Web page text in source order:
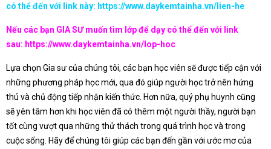
có thể đến với link này: https://www.daykemtainha.vn/lien-he
Nếu các bạn GIA SƯ muốn tìm lớp để dạy có thể đến với link
sau: https://www.daykemtainha.vn/lop-hoc
Lựa chọn Gia sư của chúng tôi, các bạn học viên sẽ được tiếp cận với
những phương pháp học mới, qua đó giúp người học trở nên hứng
thú và chủ động tiếp nhận kiến thức. Hơn nữa, quý phụ huynh cũng
sẽ yên tâm hơn khi học viên đã có thêm một người thầy, người bạn
tốt cùng vượt qua những thử thách trong quá trình học và trong
cuộc sống. Hãy để chúng tôi giúp các bạn đến gần với ước mơ của